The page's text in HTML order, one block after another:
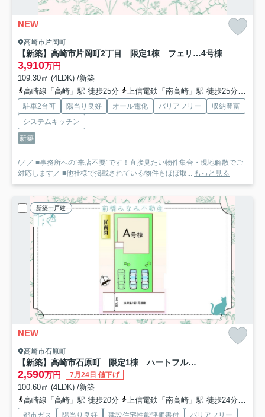
NEW
高崎市片岡町
【新築】高崎市片岡町2丁目 限定1棟 フェリディアガーデン 新築建売4号棟
3,910万円
109.30㎡ (4LDK) /新築
高崎線「高崎」駅 徒歩25分
上信電鉄「南高崎」駅 徒歩25分
駐車2台可 陽当り良好 オール電化 バリアフリー
収納豊富
システムキッチン
新築
/／／ ■事務所への”来店不要”です！直接見たい物件集合・現地解散でご
対応します／ ■他社様で掲載されている物件もほぼ取...
もっと見る
新築一戸建
NEW
高崎市石原町
【新築】高崎市石原町 限定1棟 ハートフルタウン 新築建売
2,590万円 7月24日 値下げ
100.60㎡ (4LDK) /新築
高崎線「高崎」駅 徒歩20分
上信電鉄「南高崎」駅 徒歩24分
都市ガス 陽当り良好 建設住宅性能評価書付
バリアフリー